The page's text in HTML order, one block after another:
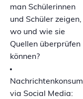
man Schülerinnen
und Schüler zeigen,
wo und wie sie
Quellen überprüfen
können?
Nachrichtenkonsum
via Social Media: